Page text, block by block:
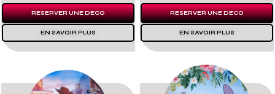
RESERVER UNE DECO
EN SAVOIR PLUS
RESERVER UNE DECO
EN SAVOIR PLUS